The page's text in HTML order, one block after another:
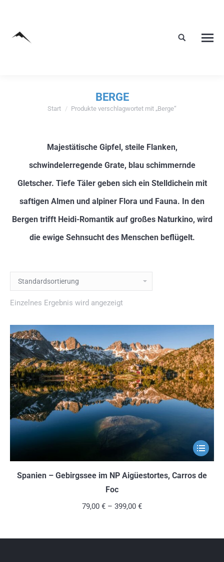
BERGE
Sie befinden sich hier:
Start Produkte verschlagwortet mit „Berge“
Majestätische Gipfel, steile Flanken,
schwindelerregende Grate, blau schimmernde
Gletscher. Tiefe Täler geben sich ein Stelldichein mit
saftigen Almen und alpiner Flora und Fauna. In den
Bergen trifft Heidi-Romantik auf großes Naturkino, wird
die ewige Sehnsucht des Menschen beflügelt.
Einzelnes Ergebnis wird angezeigt
Dieses
Produkt
weist
Spanien – Gebirgssee im NP Aigüestortes, Carros de
Foc
79,00 € – 399,00 €